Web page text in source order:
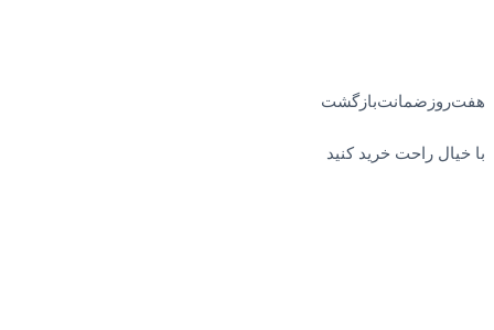
هفت‌روز‌ضمانت‌بازگشت
با خیال راحت خرید کنید